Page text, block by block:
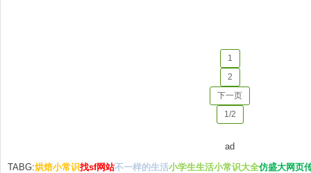
1
2
下一页
1/2
ad
TABG:烘焙小常识找sf网站不一样的生活小学生生活小常识大全仿盛大网页